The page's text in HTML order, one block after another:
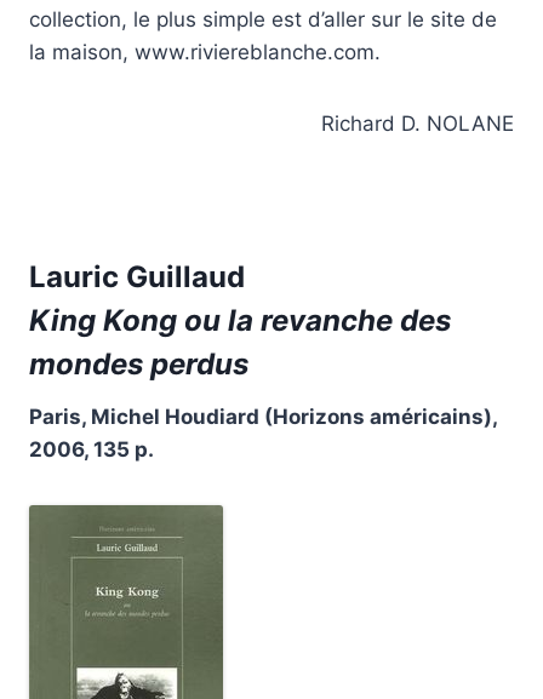
collection, le plus simple est d’aller sur le site de
la maison, www.riviereblanche.com.
Richard D. NOLANE
Lauric Guillaud
King Kong ou la revanche des
mondes perdus
Paris, Michel Houdiard (Horizons américains),
2006, 135 p.